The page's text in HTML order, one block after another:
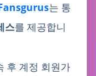
는 통
스를 제공합니
후 계정 회원가